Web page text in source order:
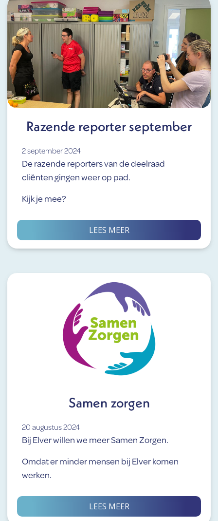
Razende reporter september
2 september 2024
De razende reporters van de deelraad
cliënten gingen weer op pad.
Kijk je mee?
LEES MEER
Samen zorgen
20 augustus 2024
Bij Elver willen we meer Samen Zorgen.
Omdat er minder mensen bij Elver komen
werken.
LEES MEER